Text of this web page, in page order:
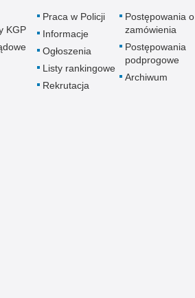
KGP
Praca w Policji
Informacje
Ogłoszenia
Listy rankingowe
Rekrutacja
Postępowania o
zamówienia
Postępowania
podprogowe
Archiwum